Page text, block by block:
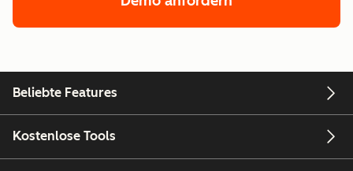
Beliebte Features
Kostenlose Tools